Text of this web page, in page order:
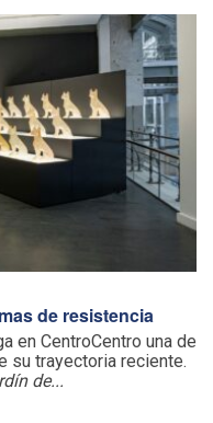
de resistencia
en CentroCentro una de
su trayectoria reciente.
de...